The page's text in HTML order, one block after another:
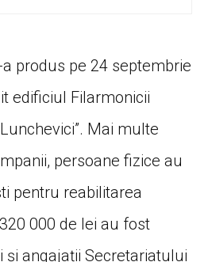
produs pe 24 septembrie
edificiul Filarmonicii
Mai multe
persoane fizice au
pentru reabilitarea
000 de lei au fost
angajații Secretariatului